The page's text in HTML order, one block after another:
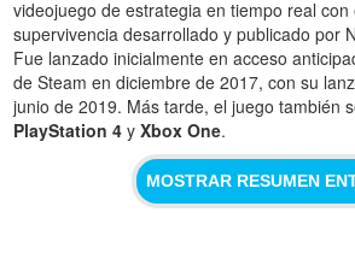
videojuego de estrategia en tiempo real
supervivencia desarrollado y publicado por
Fue lanzado inicialmente en acceso
de Steam en diciembre de 2017, con su
junio de 2019. Más tarde, el juego también
PlayStation 4 yXbox One.
MOSTRAR RESUMEN